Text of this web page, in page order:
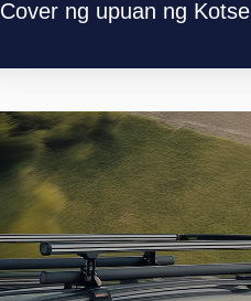
Cover ng upuan ng Kotse